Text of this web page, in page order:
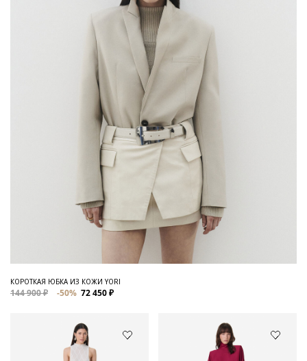
КОРОТКАЯ ЮБКА ИЗ КОЖИ YORI
144 900 ₽ -50% 72 450 ₽